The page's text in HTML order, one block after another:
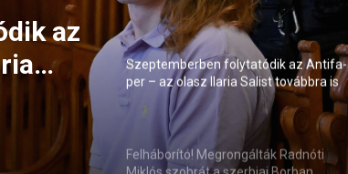
az
rémhírterjesztője (VIDEÓ)
Szeptemberben folytatódik az Antifa-
per – az olasz Ilaria Salist továbbra is
mentelmi jog védi
Felháborító! Megrongálták Radnóti